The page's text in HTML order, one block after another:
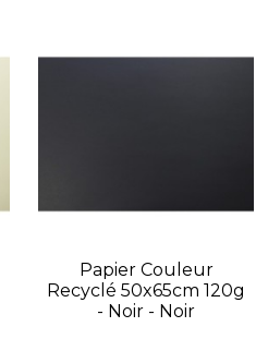
Papier Couleur
Recyclé 50x65cm 120g
- Noir - Noir